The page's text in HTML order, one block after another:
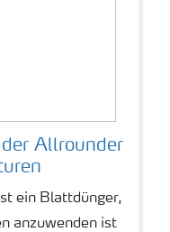
Allrounder
ein Blattdünger,
anzuwenden ist